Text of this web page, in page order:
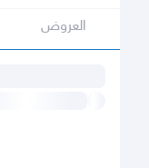
العروض